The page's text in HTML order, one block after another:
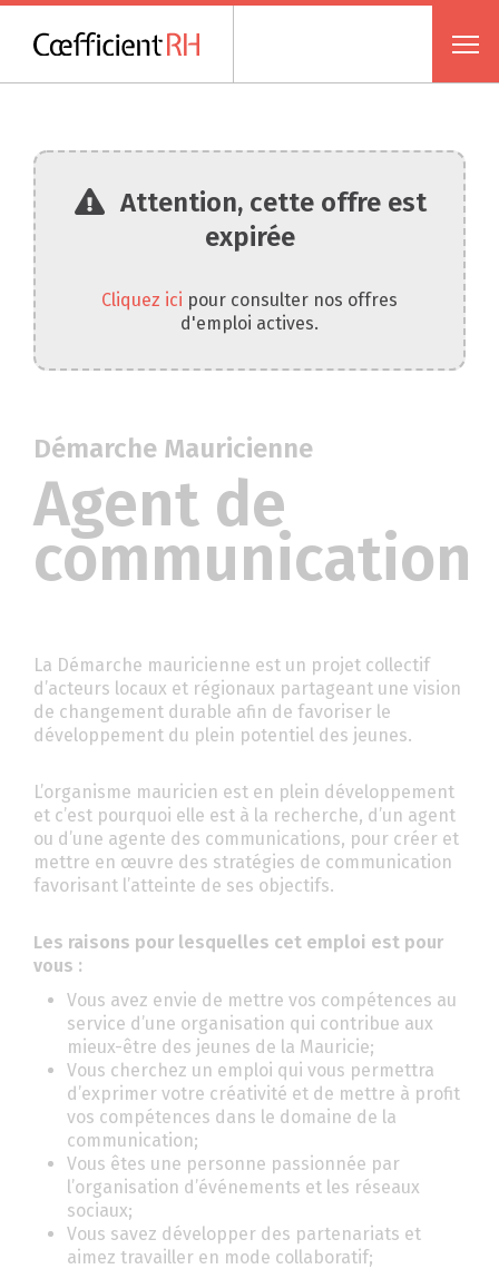
Attention, cette offre est
expirée
Cliquez ici pour consulter nos offres
d'emploi actives.
Démarche Mauricienne
Agent de
communication
La Démarche mauricienne est un projet collectif
d’acteurs locaux et régionaux partageant une vision
de changement durable afin de favoriser le
développement du plein potentiel des jeunes.
L’organisme mauricien est en plein développement
et c’est pourquoi elle est à la recherche, d’un agent
ou d’une agente des communications, pour créer et
mettre en œuvre des stratégies de communication
favorisant l’atteinte de ses objectifs.
Les raisons pour lesquelles cet emploi est pour
vous :
Vous avez envie de mettre vos compétences au
service d’une organisation qui contribue aux
mieux-être des jeunes de la Mauricie;
Vous cherchez un emploi qui vous permettra
d’exprimer votre créativité et de mettre à profit
vos compétences dans le domaine de la
communication;
Vous êtes une personne passionnée par
l’organisation d’événements et les réseaux
sociaux;
Vous savez développer des partenariats et
aimez travailler en mode collaboratif;